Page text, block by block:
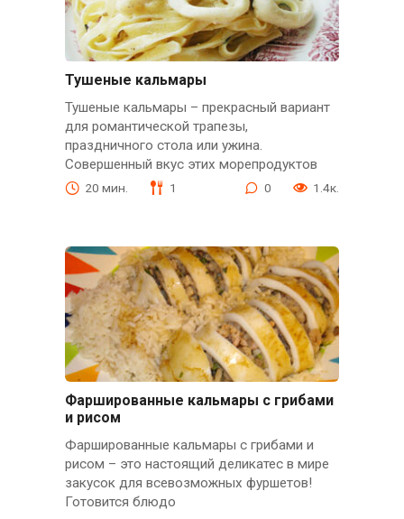
Тушеные кальмары
Тушеные кальмары – прекрасный вариант
для романтической трапезы,
праздничного стола или ужина.
Совершенный вкус этих морепродуктов
20 мин. 1 0 1.4к.
Фаршированные кальмары с грибами
и рисом
Фаршированные кальмары с грибами и
рисом – это настоящий деликатес в мире
закусок для всевозможных фуршетов!
Готовится блюдо